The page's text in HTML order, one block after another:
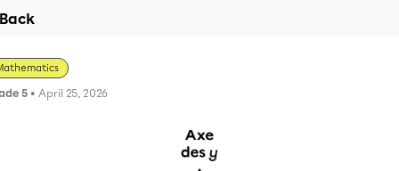
Back
5 • April 25, 2026